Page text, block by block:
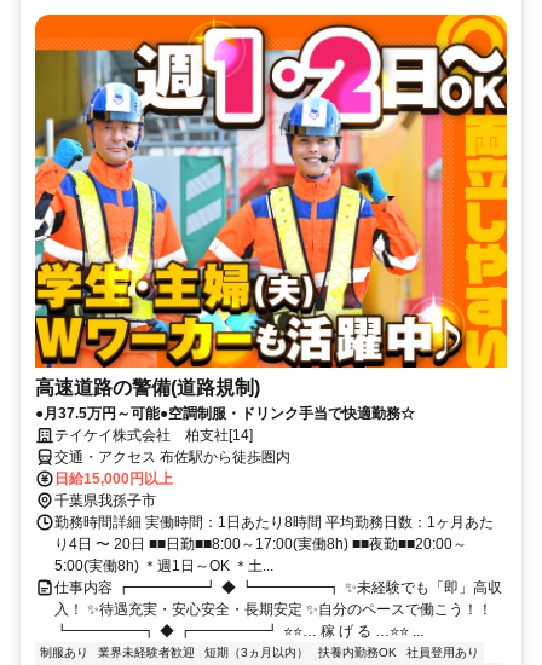
高速道路の警備(道路規制)
●月37.5万円～可能●空調制服・ドリンク手当で快適勤務☆
テイケイ株式会社 柏支社[14]
交通・アクセス 布佐駅から徒歩圏内
日給15,000円以上
千葉県我孫子市
勤務時間詳細 実働時間：1日あたり8時間 平均勤務日数：1ヶ月あた
り4日 〜 20日 ■■日勤■■8:00～17:00(実働8h) ■■夜勤■■20:00～
5:00(実働8h) ＊週1日～OK ＊土...
仕事内容 ┏━━━━━┛ ◆ ┗━━━━━┓ ✨未経験でも「即」高収
入！ ✨待遇充実・安心安全・長期安定 ✨自分のペースで働こう！！
┗━━━━━┓ ◆ ┏━━━━━┛ ⭐⭐… 稼 げ る …⭐⭐ ...
制服あり 業界未経験者歓迎 短期（3ヵ月以内） 扶養内勤務OK
社員登用あり